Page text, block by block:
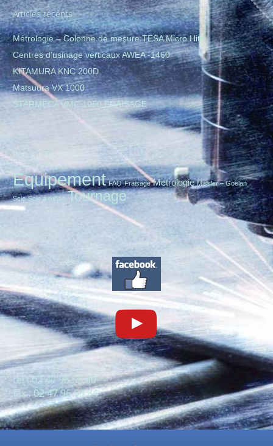
Articles récents
Métrologie – Colonne de mesure TESA Micro Hite
Centres d’usinage verticaux AWEA -1460
KITAMURA KNC 200D
Matsuura VX 1000
STARMECA VMC 1050 FRAISAGE
Popular Tags
Equipement FAO Fraisage Metrologie Missler – Goëlan
Scie Scie à ruban Tournage
tel : 02 47 96 53 30
fax : 02 47 96 53 84